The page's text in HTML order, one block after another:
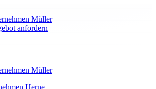
Müller
anfordern
Müller
Herne